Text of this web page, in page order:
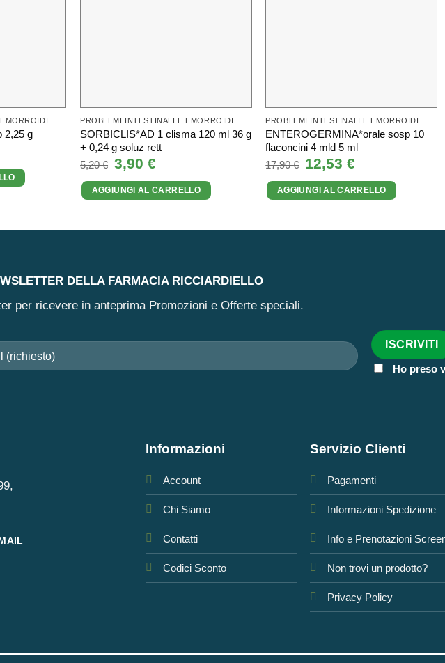
2,25 g
PROBLEMI INTESTINALI E EMORROIDI
SORBICLIS*AD 1 clisma 120 ml 36 g
+ 0,24 g soluz rett
5,20€ Il
prezzo
originale
era:
5,20 €.
3,90 €Il
prezzo
attuale
è:
3,90 €.
AGGIUNGI AL CARRELLO
PROBLEMI INTESTINALI E EMORROIDI
ENTEROGERMINA*orale sosp 10
flaconcini 4 mld 5 ml
17,90€ Il
prezzo
originale
era:
17,90 €.
12,53 €Il
prezzo
attuale
è:
12,53 €.
AGGIUNGI AL CARRELLO
DELLA FARMACIA RICCIARDIELLO
per ricevere in anteprima Promozioni e Offerte speciali.
Ho preso
Informazioni
Account
Chi Siamo
Contatti
Codici Sconto
Servizio Clienti
Pagamenti
Informazioni Spedizione
Info e Prenotazioni
Non trovi un prodotto?
Privacy Policy